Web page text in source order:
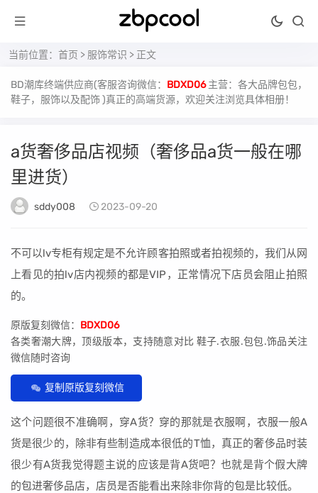
当前位置： 首页 > 服饰常识 > 正文
BD潮库终端供应商(客服咨询微信： BDXD06 主营：各大品牌包包，
鞋子，服饰以及配饰 )真正的高端货源，欢迎关注浏览具体相册！
a货奢侈品店视频（奢侈品a货一般在哪
里进货）
sddy008 2023-09-20
不可以lv专柜有规定是不允许顾客拍照或者拍视频的，我们从网
上看见的拍lv店内视频的都是VIP，正常情况下店员会阻止拍照
的。
原版复刻微信： BDXD06
各类奢潮大牌，顶级版本，支持随意对比 鞋子.衣服.包包.饰品关注
微信随时咨询
复制原版复刻微信
这个问题很不准确啊，穿A货？穿的那就是衣服啊，衣服一般A
货是很少的，除非有些制造成本很低的T恤，真正的奢侈品时装
很少有A货我觉得题主说的应该是背A货吧？也就是背个假大牌
的包进奢侈品店，店员是否能看出来除非你背的包是比较低。